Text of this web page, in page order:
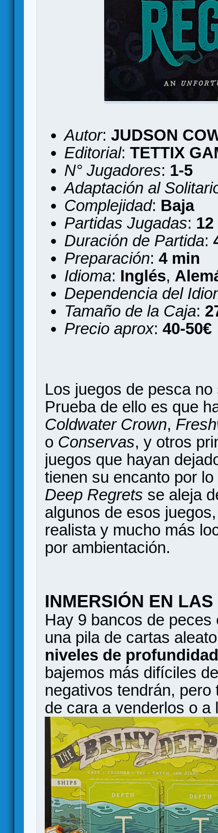
Autor: JUDSON
Editorial: TETTIX
N° Jugadores: 1-5
Adaptación al
Complejidad: Baja
Partidas Jugadas: 12
Duración de Partida:
Preparación: 4 min
Idioma: Inglés,
Dependencia del
Tamaño de la Caja:
Precio aprox: 40-50€
Los juegos de pesca
Prueba de ello es que
Coldwater Crown,
o Conservas, y otros
juegos que hayan
tienen su encanto por
Deep Regrets se aleja
algunos de esos
realista y mucho más
por ambientación.
INMERSIÓN EN
Hay 9 bancos de
una pila de cartas
niveles de profundidad
bajemos más difíciles
negativos tendrán,
de cara a venderlos o a